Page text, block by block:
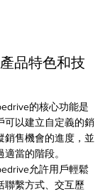
品特色和技
的核心功能是
可以建立自定義的銷
銷售機會的進度，並
當的階段。
允許用戶輕鬆
聯繫方式、交互歷